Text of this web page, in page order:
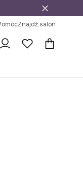
Znajdź salon